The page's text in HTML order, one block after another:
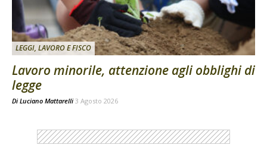
LEGGI, LAVORO E FISCO
Lavoro minorile, attenzione agli obblighi di
legge
Di Luciano Mattarelli 3 Agosto 2026